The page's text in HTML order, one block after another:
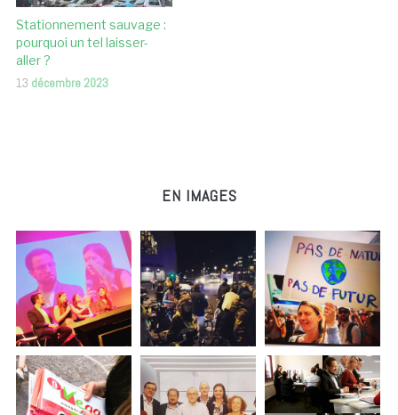
Stationnement sauvage :
pourquoi un tel laisser-
aller ?
13 décembre 2023
EN IMAGES